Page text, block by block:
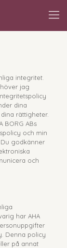
integritet.
jag
dina
rättigheter.
BORG ABs
och min
godkänner
och
har AHA
Denna policy
på annat